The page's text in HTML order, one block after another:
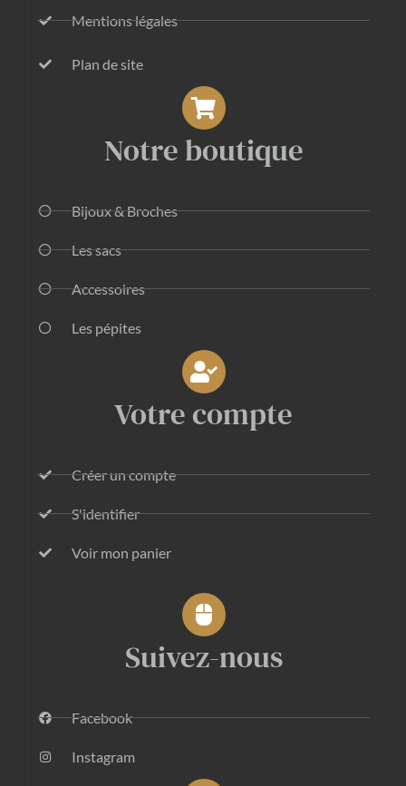
Mentions légales
Plan de site
Notre boutique
Bijoux & Broches
Les sacs
Accessoires
Les pépites
Votre compte
Créer un compte
S'identifier
Voir mon panier
Suivez-nous
Facebook
Instagram